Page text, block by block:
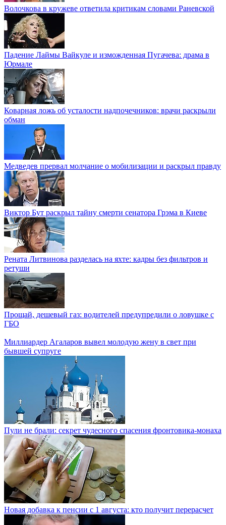
Волочкова в кружеве ответила критикам словами Раневской
Падение Лаймы Вайкуле и изможденная Пугачева: драма в
Юрмале
Коварная ложь об усталости надпочечников: врачи раскрыли
обман
Медведев прервал молчание о мобилизации и раскрыл правду
Виктор Бут раскрыл тайну смерти сенатора Грэма в Киеве
Рената Литвинова разделась на яхте: кадры без фильтров и
ретуши
Прощай, дешевый газ: водителей предупредили о ловушке с
ГБО
Миллиардер Агаларов вывел молодую жену в свет при
бывшей супруге
Пули не брали: секрет чудесного спасения фронтовика-монаха
Новая добавка к пенсии с 1 августа: кто получит перерасчет